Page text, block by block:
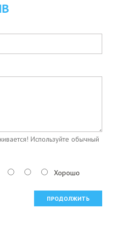
Используйте обычный
Хорошо
ПРОДОЛЖИТЬ